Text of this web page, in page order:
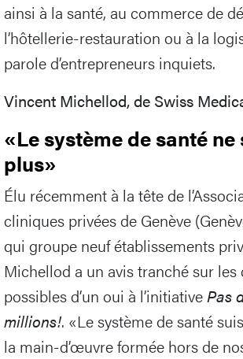
ainsi à la santé, au commerce de
l’hôtellerie-restauration ou à la
parole d’entrepreneurs inquiets.
Vincent Michellod, de Swiss
«Le système de santé ne
plus»
Élu récemment à la tête de
cliniques privées de Genève
qui groupe neuf établissements
Michellod a un avis tranché sur les
possibles d’un oui à l’initiativePas
millions!. «Le système de santé
la main-d’œuvre formée hors de